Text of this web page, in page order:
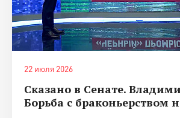
22 июля 2026
Сказано в Сенате.
Борьба с браконьерством